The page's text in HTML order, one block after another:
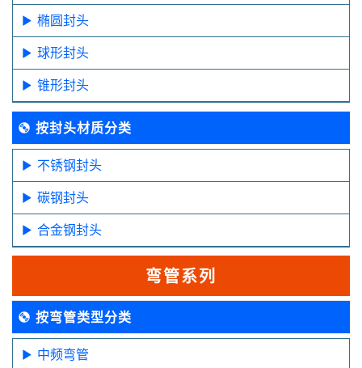
椭圆封头
球形封头
锥形封头
按封头材质分类
不锈钢封头
碳钢封头
合金钢封头
弯管系列
按弯管类型分类
中频弯管